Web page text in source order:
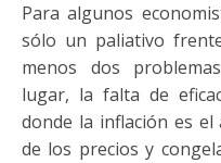
Para algunos
sólo un paliativo
menos dos
lugar, la falta de
donde la inflación es el
de los precios y